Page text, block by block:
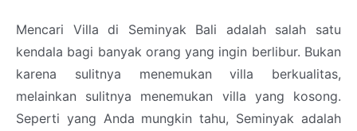
Mencari Villa di Seminyak Bali adalah salah satu
kendala bagi banyak orang yang ingin berlibur. Bukan
karena sulitnya menemukan villa berkualitas,
melainkan sulitnya menemukan villa yang kosong.
Seperti yang Anda mungkin tahu, Seminyak adalah